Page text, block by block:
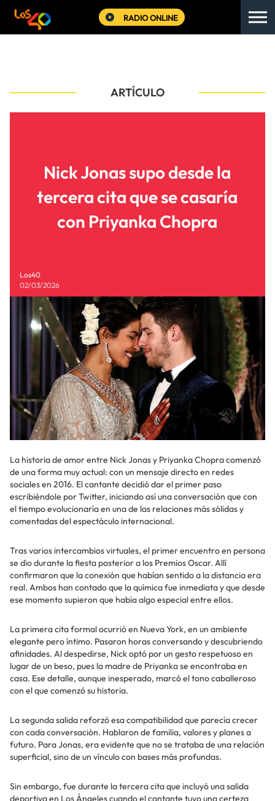
RADIO ONLINE
ARTÍCULO
Nick Jonas supo desde la
tercera cita que se casaría
con Priyanka Chopra
Los40
02/03/2026
La historia de amor entre Nick Jonas y Priyanka Chopra comenzó
de una forma muy actual: con un mensaje directo en redes
sociales en 2016. El cantante decidió dar el primer paso
escribiéndole por Twitter, iniciando así una conversación que con
el tiempo evolucionaría en una de las relaciones más sólidas y
comentadas del espectáculo internacional.
Tras varios intercambios virtuales, el primer encuentro en persona
se dio durante la fiesta posterior a los Premios Oscar. Allí
confirmaron que la conexión que habían sentido a la distancia era
real. Ambos han contado que la química fue inmediata y que desde
ese momento supieron que había algo especial entre ellos.
La primera cita formal ocurrió en Nueva York, en un ambiente
elegante pero íntimo. Pasaron horas conversando y descubriendo
afinidades. Al despedirse, Nick optó por un gesto respetuoso en
lugar de un beso, pues la madre de Priyanka se encontraba en
casa. Ese detalle, aunque inesperado, marcó el tono caballeroso
con el que comenzó su historia.
La segunda salida reforzó esa compatibilidad que parecía crecer
con cada conversación. Hablaron de familia, valores y planes a
futuro. Para Jonas, era evidente que no se trataba de una relación
superficial, sino de un vínculo con bases más profundas.
Sin embargo, fue durante la tercera cita que incluyó una salida
deportiva en Los Ángeles cuando el cantante tuvo una certeza